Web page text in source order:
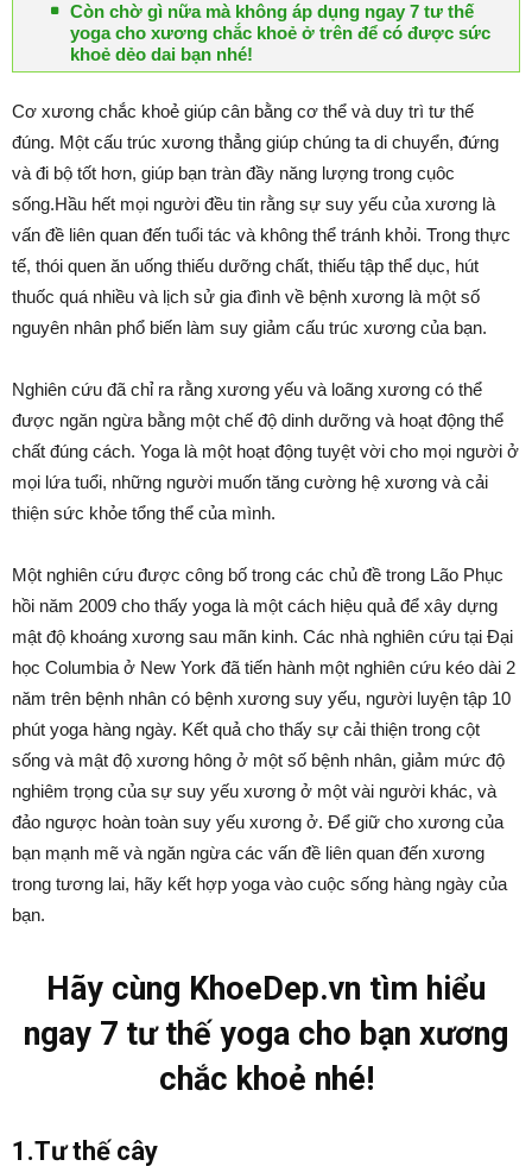
Còn chờ gì nữa mà không áp dụng ngay 7 tư thế
yoga cho xương chắc khoẻ ở trên để có được sức
khoẻ dẻo dai bạn nhé!
Cơ xương chắc khoẻ giúp cân bằng cơ thể và duy trì tư thế
đúng. Một cấu trúc xương thẳng giúp chúng ta di chuyển, đứng
và đi bộ tốt hơn, giúp bạn tràn đầy năng lượng trong cụôc
sống.Hầu hết mọi người đều tin rằng sự suy yếu của xương là
vấn đề liên quan đến tuổi tác và không thể tránh khỏi. Trong thực
tế, thói quen ăn uống thiếu dưỡng chất, thiếu tập thể dục, hút
thuốc quá nhiều và lịch sử gia đình về bệnh xương là một số
nguyên nhân phổ biến làm suy giảm cấu trúc xương của bạn.
Nghiên cứu đã chỉ ra rằng xương yếu và loãng xương có thể
được ngăn ngừa bằng một chế độ dinh dưỡng và hoạt động thể
chất đúng cách. Yoga là một hoạt động tuyệt vời cho mọi người ở
mọi lứa tuổi, những người muốn tăng cường hệ xương và cải
thiện sức khỏe tổng thể của mình.
Một nghiên cứu được công bố trong các chủ đề trong Lão Phục
hồi năm 2009 cho thấy yoga là một cách hiệu quả để xây dựng
mật độ khoáng xương sau mãn kinh. Các nhà nghiên cứu tại Đại
học Columbia ở New York đã tiến hành một nghiên cứu kéo dài 2
năm trên bệnh nhân có bệnh xương suy yếu, người luyện tập 10
phút yoga hàng ngày. Kết quả cho thấy sự cải thiện trong cột
sống và mật độ xương hông ở một số bệnh nhân, giảm mức độ
nghiêm trọng của sự suy yếu xương ở một vài người khác, và
đảo ngược hoàn toàn suy yếu xương ở. Để giữ cho xương của
bạn mạnh mẽ và ngăn ngừa các vấn đề liên quan đến xương
trong tương lai, hãy kết hợp yoga vào cuộc sống hàng ngày của
bạn.
Hãy cùng KhoeDep.vn tìm hiểu
ngay 7 tư thế yoga cho bạn xương
chắc khoẻ nhé!
1.Tư thế cây